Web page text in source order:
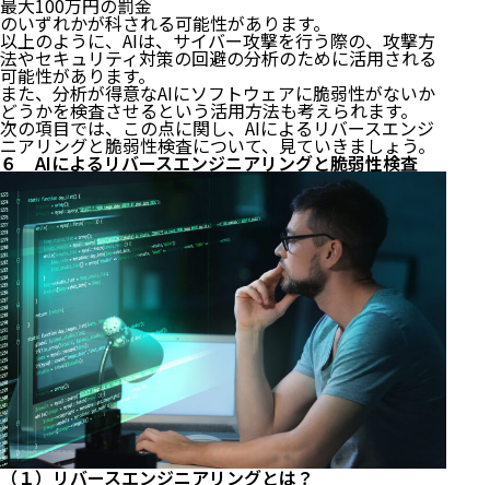
最大100万円の罰金
のいずれかが科される可能性があります。
以上のように、AIは、サイバー攻撃を行う際の、攻撃方
法やセキュリティ対策の回避の分析のために活用される
可能性があります。
また、分析が得意なAIにソフトウェアに脆弱性がないか
どうかを検査させるという活用方法も考えられます。
次の項目では、この点に関し、AIによるリバースエンジ
ニアリングと脆弱性検査について、見ていきましょう。
６ AIによるリバースエンジニアリングと脆弱性検査
（１）リバースエンジニアリングとは？
１ サイバーセキュリティとAIの活用
２ マルウェアの開発・改造